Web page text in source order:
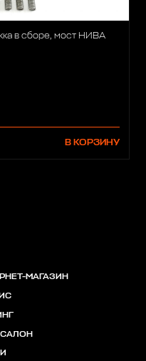
в сборе, мост НИВА
В КОРЗИНУ
МАГАЗИН